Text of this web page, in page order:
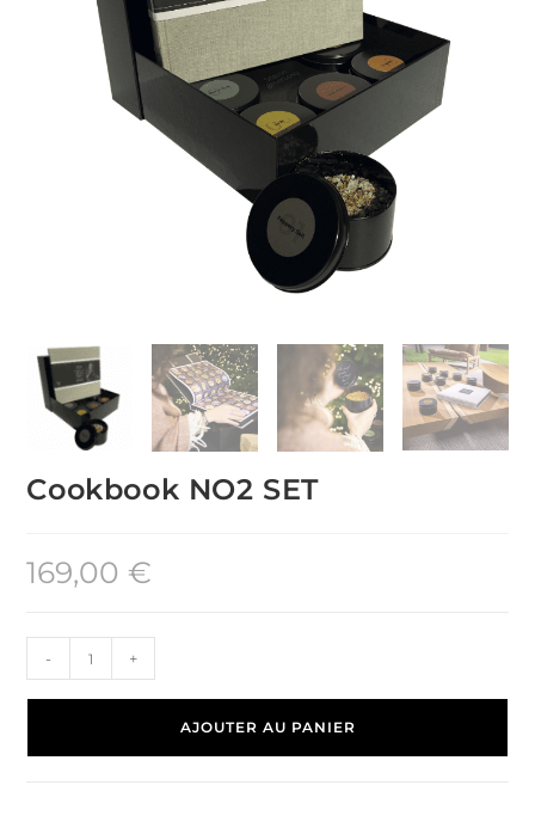
Cookbook NO2 SET
169,00 €
- +
AJOUTER AU PANIER